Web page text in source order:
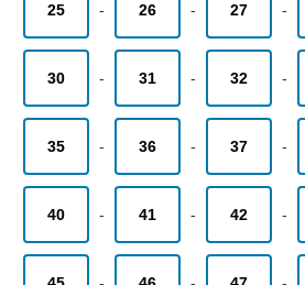
25 - 26 - 27 -
30 - 31 - 32 -
35 - 36 - 37 -
40 - 41 - 42 -